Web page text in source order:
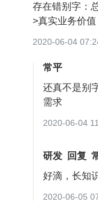
存在错别字：
>真实业务价值
2020-06-04
常平
还真不是别
需求
2020-06-04
研发 回复
好滴，长知
2020-06-05